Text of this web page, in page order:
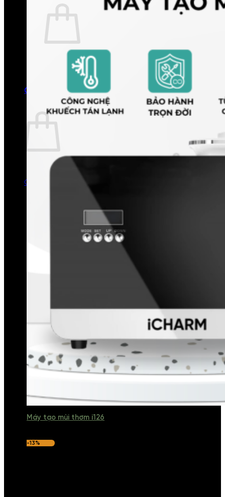
Chưa có sản phẩm trong giỏ hàng.
Quay trở lại cửa hàng
0
Giỏ hàng
Chưa có sản phẩm trong giỏ hàng.
Quay trở lại cửa hàng
Máy tạo mùi thơm i126
-13%